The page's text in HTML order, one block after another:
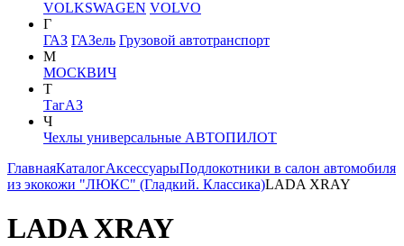
VOLKSWAGEN VOLVO
Г
ГАЗ ГАЗель Грузовой автотранспорт
М
МОСКВИЧ
Т
ТагАЗ
Ч
Чехлы универсальные АВТОПИЛОТ
ГлавнаяКаталогАксессуарыПодлокотники в салон автомобиля
из экокожи "ЛЮКС" (Гладкий. Классика)LADA XRAY
LADA XRAY